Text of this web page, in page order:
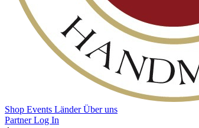
Shop Events LänderÜber uns
Partner Log In